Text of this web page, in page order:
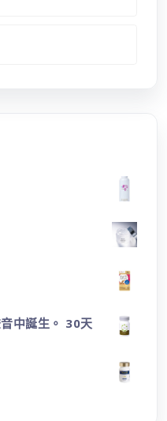
中誕生。 30天